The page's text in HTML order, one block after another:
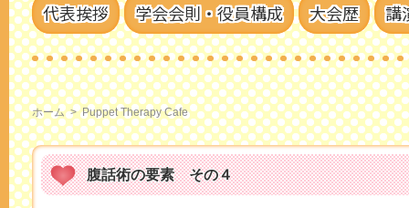
代表挨拶 学会会則・役員構成 大会歴 講
ホーム > Puppet Therapy Cafe
腹話術の要素 その４